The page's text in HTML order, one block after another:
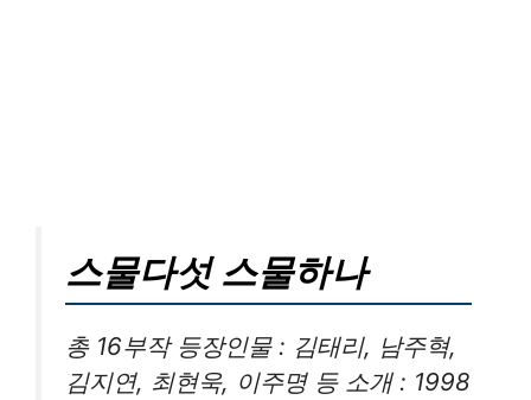
스물다섯 스물하나
총 16부작 등장인물 : 김태리, 남주혁,
김지연, 최현욱, 이주명 등 소개 : 1998